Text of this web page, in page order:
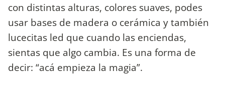
con distintas alturas, colores suaves, podes
usar bases de madera o cerámica y también
lucecitas led que cuando las enciendas,
sientas que algo cambia. Es una forma de
decir: “acá empieza la magia”.